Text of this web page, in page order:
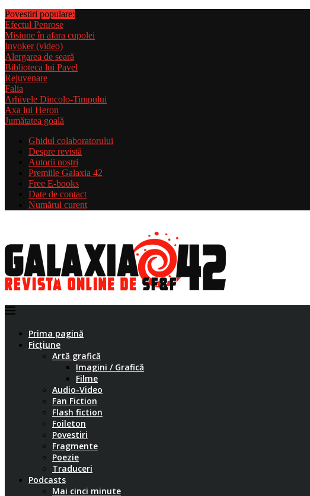
Povestiri populare:
Efectul Penrose
Misiune în afara cupolei
Invoker (video)
Alergarea de seară
Biblioteca lui Pavel
Rejuvenare
Falia
Arhivele Dincolo-Timpului
Axa lui Heron
Jumătatea goală
Ghidul colaboratorului
Despre revistă
Autorii noștri
Premiile Galaxia 42
Free E-books
Date de contact
Numărul curent
Prima pagină
Ficțiune
Artă grafică
Imagini / Grafică
Filme
Audio-Video
Fan Fiction
Flash fiction
Foileton
Povestiri
Fragmente
Poezie
Traduceri
Podcasts
Mai cinci minute